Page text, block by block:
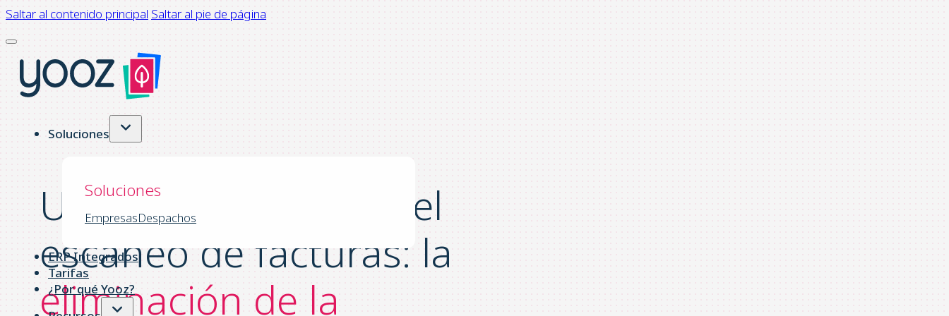
Saltar al contenido principal Saltar al pie de página
Soluciones
Soluciones
EmpresasDespachos
ERP Integrados
Tarifas
¿Por qué Yooz?
Una revolución para el
escaneo de facturas: la
eliminación de la